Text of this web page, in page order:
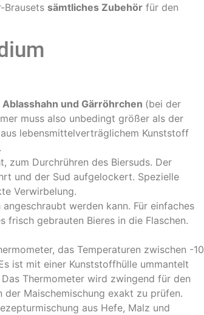
Brausets sämtliches Zubehör für den
und Gärröhrchen (bei der
muss also unbedingt größer als der
lebensmittelverträglichem Kunststoff
zum Durchrühren des Biersuds. Der
und der Sud aufgelockert. Spezielle
Verwirbelung.
werden kann. Für einfaches
frisch gebrauten Bieres in die Flaschen.
das Temperaturen zwischen -10
ist mit einer Kunststoffhülle ummantelt
Thermometer wird zwingend für den
Maischemischung exakt zu prüfen.
aus Hefe, Malz und